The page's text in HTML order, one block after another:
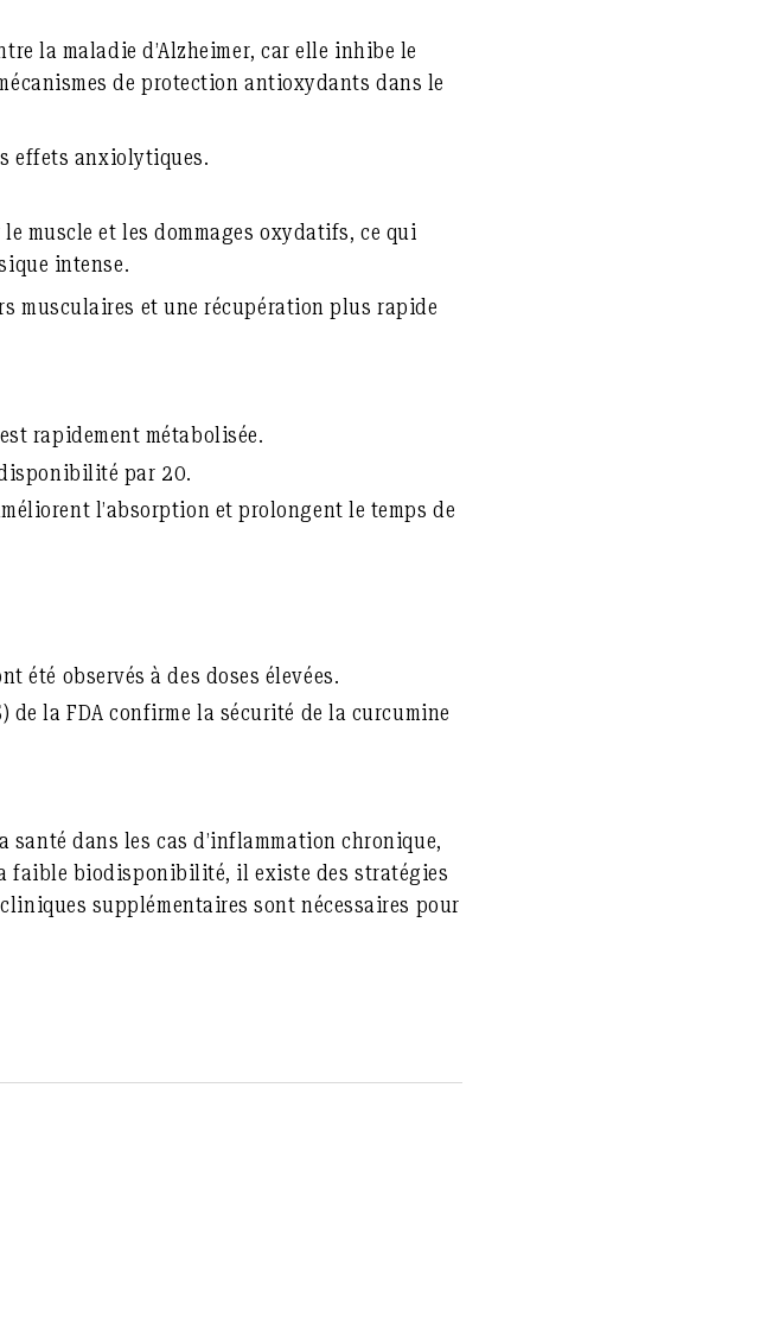
la maladie d’Alzheimer, car elle inhibe le
de protection antioxydants dans le
effets anxiolytiques.
muscle et les dommages oxydatifs, ce qui
intense.
musculaires et une récupération plus rapide
rapidement métabolisée.
par 20.
l’absorption et prolongent le temps de
été observés à des doses élevées.
de la FDA confirme la sécurité de la curcumine
dans les cas d’inflammation chronique,
faible biodisponibilité, il existe des stratégies
supplémentaires sont nécessaires pour